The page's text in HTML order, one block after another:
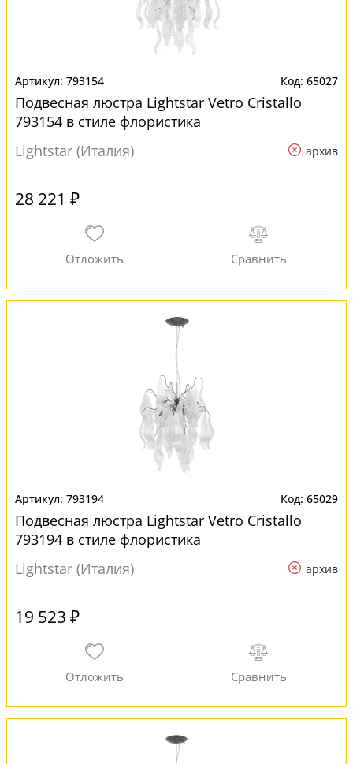
793154 65027
Подвесная люстра Lightstar Vetro Сristallo
793154 в стиле флористика
Lightstar (Италия)
архив
28 221 ₽
793194 65029
Подвесная люстра Lightstar Vetro Сristallo
793194 в стиле флористика
Lightstar (Италия)
архив
19 523 ₽